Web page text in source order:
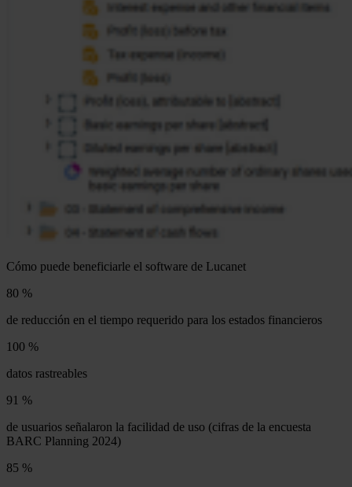
Cómo puede beneficiarle el software de Lucanet
80 %
de reducción en el tiempo requerido para los estados financieros
100 %
datos rastreables
91 %
de usuarios señalaron la facilidad de uso (cifras de la encuesta
BARC Planning 2024)
85 %